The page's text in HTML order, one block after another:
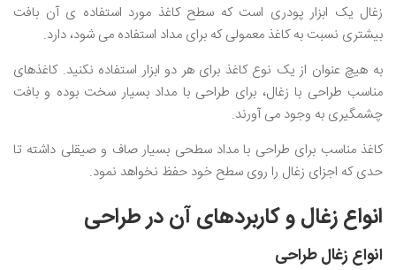
زغال یک ابزار پودری است که سطح کاغذ مورد استفاده ی آن بافت
بیشتری نسبت به کاغذ معمولی که برای مداد استفاده می شود، دارد.
به هیچ عنوان از یک نوع کاغذ برای هر دو ابزار استفاده نکنید. کاغذهای
مناسب طراحی با زغال، برای طراحی با مداد بسیار سخت بوده و بافت
چشمگیری به وجود می آورند.
کاغذ مناسب برای طراحی با مداد سطحی بسیار صاف و صیقلی داشته تا
حدی که اجزای زغال را روی سطح خود حفظ نخواهد نمود.
انواع زغال و کاربردهای آن در طراحی
انواع زغال طراحی